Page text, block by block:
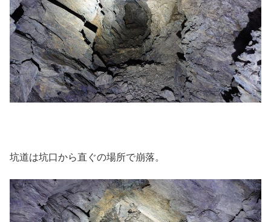
坑道は坑口から直ぐの場所で崩落。